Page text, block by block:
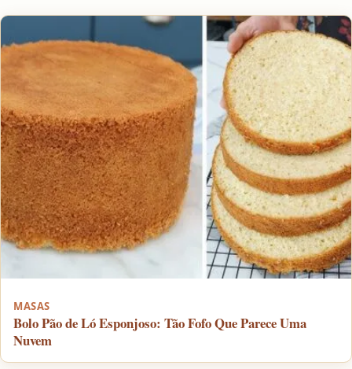
MASAS
Bolo Pão de Ló Esponjoso: Tão Fofo Que Parece Uma
Nuvem